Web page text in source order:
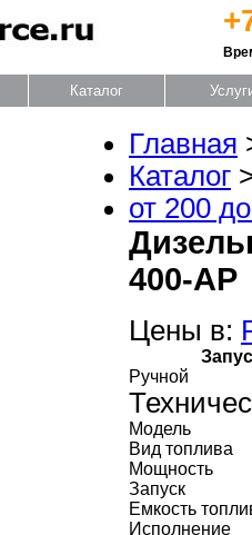
Каталог
Главная
Каталог
от 200
400-АР
Цены в:
Ручной
Модель
Вид топлива
Мощность
Запуск
Емкость
Исполнение